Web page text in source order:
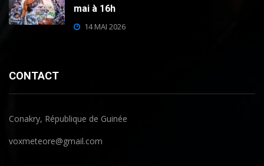
mai à 16h
14 MAI 2026
CONTACT
Conakry, République de Guinée
voxmeteore@gmail.com